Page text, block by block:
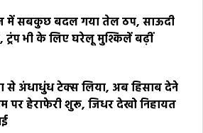
में सबकुछ बदल गया तेल ठप, साऊदी
ट्रंप भी के लिए घरेलू मुश्किलें बढ़ीं
से अंधाधुंध टेक्स लिया, अब हिसाब देने
पर हेराफेरी शुरू, जिधर देखो निहायत